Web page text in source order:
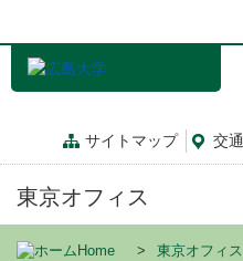
サイトマップ 交通
東京オフィス
Home 東京オフィス